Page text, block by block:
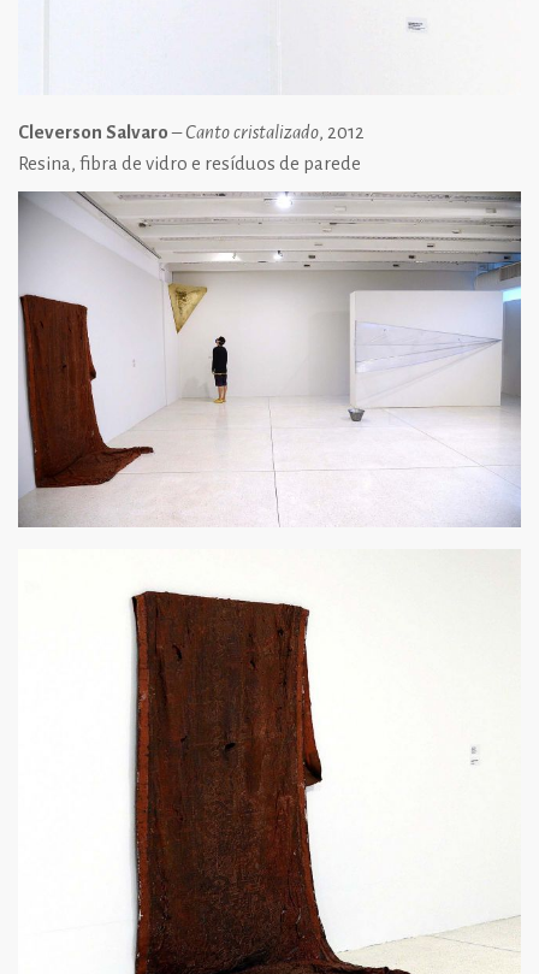
Cleverson Salvaro–Canto cristalizado, 2012
Resina, fibra de vidro e resíduos de parede